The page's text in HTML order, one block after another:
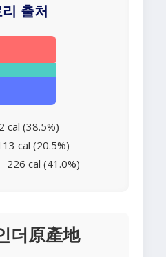
출처
cal (38.5%)
cal (20.5%)
226 cal (41.0%)
더原產地